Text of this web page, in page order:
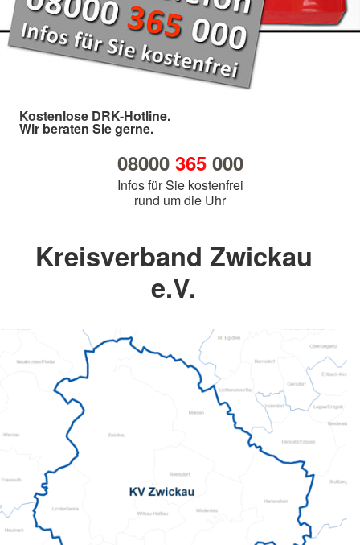
Kostenlose DRK-Hotline.
Wir beraten Sie gerne.
08000 365000
Infos für Sie kostenfrei
rund um die Uhr
Kreisverband Zwickau
e.V.